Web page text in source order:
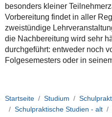
besonders kleiner
Vorbereitung findet in aller
zweistündige
die Nachbereitung wird sehr
durchgeführt: entweder noch
Folgesemesters oder in
Startseite Studium
Schulpraktische Studien - alt